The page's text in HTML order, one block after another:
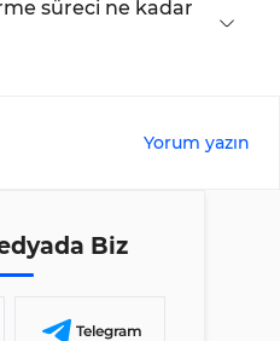
süreci ne kadar
Yorum yazın
Biz
Telegram